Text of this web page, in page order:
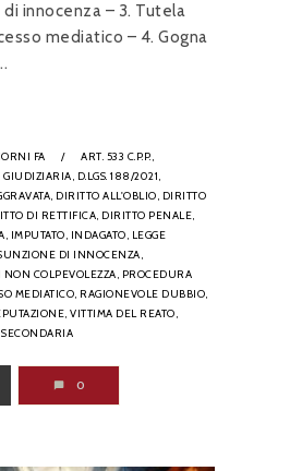
di innocenza – 3. Tutela
mediatico – 4. Gogna
FA /
ART. 533 C.P.P.,
GIUDIZIARIA, D.LGS. 188/2021,
DIRITTO ALL'OBLIO, DIRITTO
DI RETTIFICA, DIRITTO PENALE,
IMPUTATO, INDAGATO, LEGGE
DI INNOCENZA,
COLPEVOLEZZA, PROCEDURA
MEDIATICO, RAGIONEVOLE DUBBIO,
VITTIMA DEL REATO,
0